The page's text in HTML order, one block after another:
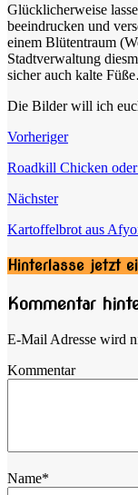
Glücklicherweise
beeindrucken und
einem Blütentraum
Stadtverwaltung
sicher auch kalte
Die Bilder will ich
Vorheriger
Roadkill Chicken
Nächster
Kartoffelbrot aus
Hinterlasse jetzt
Kommentar
E-Mail Adresse wird
Kommentar
Name*